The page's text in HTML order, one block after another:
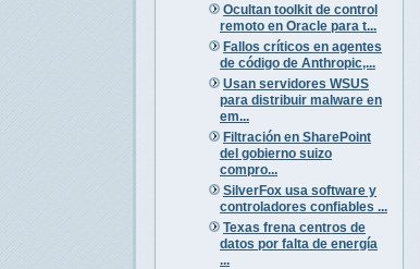
Ocultan toolkit de control
remoto en Oracle para t...
Fallos críticos en agentes
de código de Anthropic,...
Usan servidores WSUS
para distribuir malware en
em...
Filtración en SharePoint
del gobierno suizo
compro...
SilverFox usa software y
controladores confiables ...
Texas frena centros de
datos por falta de energía
...